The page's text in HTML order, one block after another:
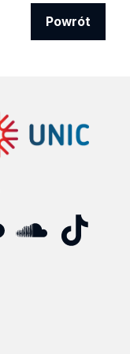
Powrót